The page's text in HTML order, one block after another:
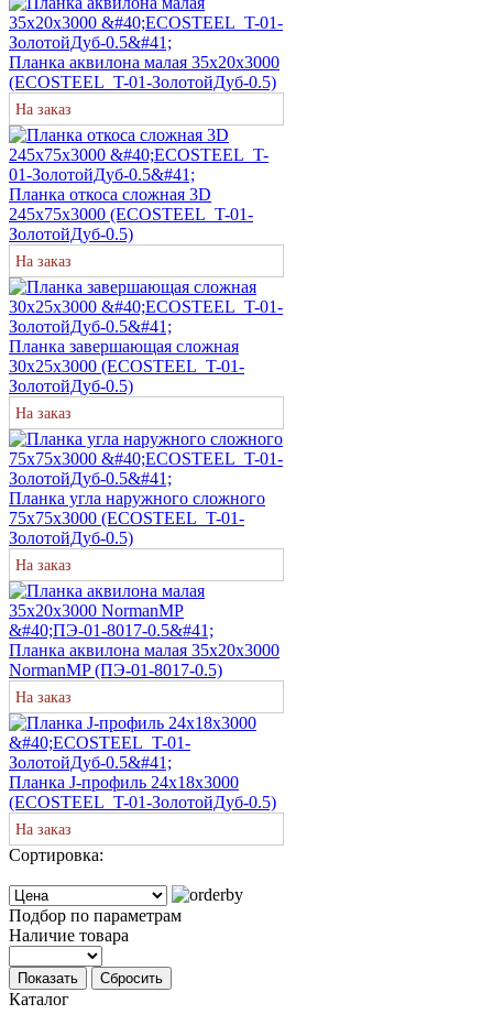
Планка аквилона малая 35х20х3000
(ECOSTEEL_T-01-ЗолотойДуб-0.5)
На заказ
Планка откоса сложная 3D
245х75х3000 (ECOSTEEL_T-01-
ЗолотойДуб-0.5)
На заказ
Планка завершающая сложная
30х25х3000 (ECOSTEEL_T-01-
ЗолотойДуб-0.5)
На заказ
Планка угла наружного сложного
75х75х3000 (ECOSTEEL_T-01-
ЗолотойДуб-0.5)
На заказ
Планка аквилона малая 35х20х3000
NormanMP (ПЭ-01-8017-0.5)
На заказ
Планка J-профиль 24х18х3000
(ECOSTEEL_T-01-ЗолотойДуб-0.5)
На заказ
Сортировка:
Подбор по параметрам
Наличие товара
Показать Сбросить
Каталог